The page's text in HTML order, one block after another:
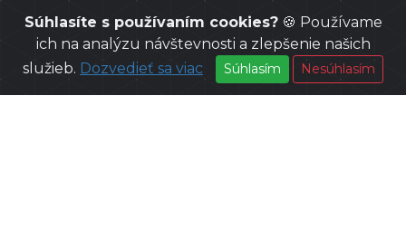
Súhlasíte s používaním cookies?🍪 Používame
ich na analýzu návštevnosti a zlepšenie našich
služieb. Dozvedieť sa viac Súhlasím Nesúhlasím